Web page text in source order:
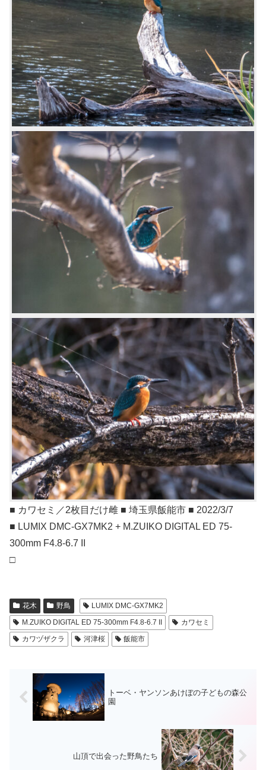
■ カワセミ／2枚目だけ雌 ■ 埼玉県飯能市 ■ 2022/3/7
■ LUMIX DMC-GX7MK2 + M.ZUIKO DIGITAL ED 75-
300mm F4.8-6.7 II
□
花木 野鳥
LUMIX DMC-GX7MK2
M.ZUIKO DIGITAL ED 75-300mm F4.8-6.7 II
カワセミ
カワヅザクラ
河津桜 飯能市
トーベ・ヤンソンあけぼの子どもの森公
園
山頂で出会った野鳥たち